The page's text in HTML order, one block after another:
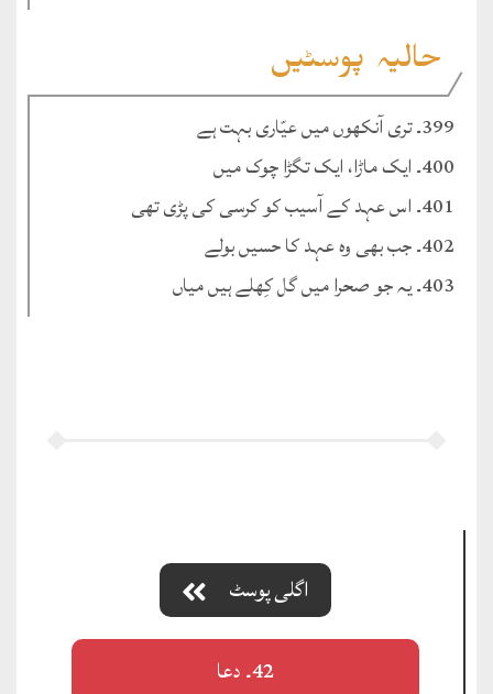
حالیہ پوسٹیں
399۔ تری آنکھوں میں عیّاری بہت ہے
400۔ ایک ماڑا، ایک تگڑا چوک میں
401۔ اس عہد کے آسیب کو کرسی کی پڑی تھی
402۔ جب بھی وہ عہد کا حسیں بولے
403۔ یہ جو صحرا میں گل کِھلے ہیں میاں
اگلی پوسٹ
42۔ دعا